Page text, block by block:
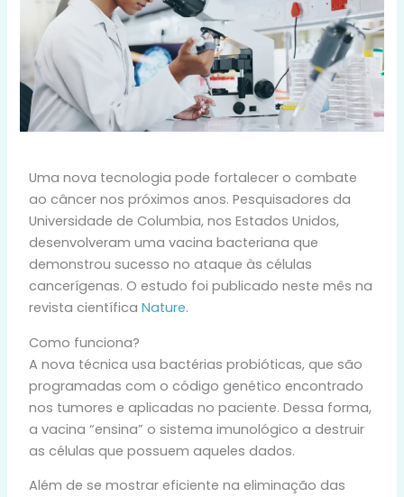
Uma nova tecnologia pode fortalecer o combate
ao câncer nos próximos anos. Pesquisadores da
Universidade de Columbia, nos Estados Unidos,
desenvolveram uma vacina bacteriana que
demonstrou sucesso no ataque às células
cancerígenas. O estudo foi publicado neste mês na
revista científicaNature.
Como funciona?
A nova técnica usa bactérias probióticas, que são
programadas com o código genético encontrado
nos tumores e aplicadas no paciente. Dessa forma,
a vacina “ensina” o sistema imunológico a destruir
as células que possuem aqueles dados.
Além de se mostrar eficiente na eliminação das